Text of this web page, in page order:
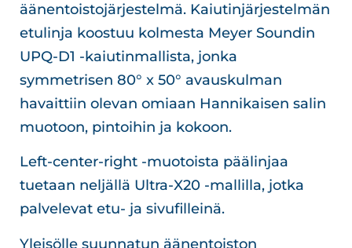
äänentoistojärjestelmä. Kaiutinjärjestelmän
etulinja koostuu kolmesta Meyer Soundin
UPQ-D1 -kaiutinmallista, jonka
symmetrisen 80° x 50° avauskulman
havaittiin olevan omiaan Hannikaisen salin
muotoon, pintoihin ja kokoon.
Left-center-right -muotoista päälinjaa
tuetaan neljällä Ultra-X20 -mallilla, jotka
palvelevat etu- ja sivufilleinä.
Yleisölle suunnatun äänentoiston